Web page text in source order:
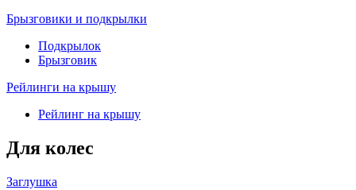
Брызговики и подкрылки
Подкрылок
Брызговик
Рейлинги на крышу
Рейлинг на крышу
Для колес
Заглушка